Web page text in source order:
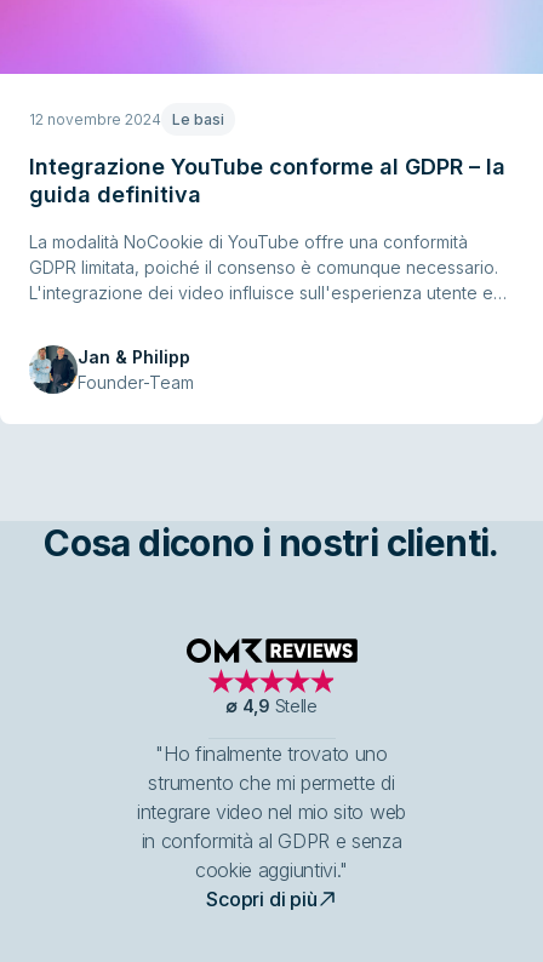
12 novembre 2024 Le basi
Integrazione YouTube conforme al GDPR – la
guida definitiva
La modalità NoCookie di YouTube offre una conformità
GDPR limitata, poiché il consenso è comunque necessario.
L'integrazione dei video influisce sull'esperienza utente e
rispettare i requisiti del GDPR ed esplorare opzioni pratiche
per un'integrazione video rispettosa della privacy.
Jan & Philipp
Founder-Team
Cosa dicono i nostri clienti.
OMR Reviews
∅ 4,9 Stelle
"Ho finalmente trovato uno
strumento che mi permette di
integrare video nel mio sito web
in conformità al GDPR e senza
cookie aggiuntivi."
Scopri di più